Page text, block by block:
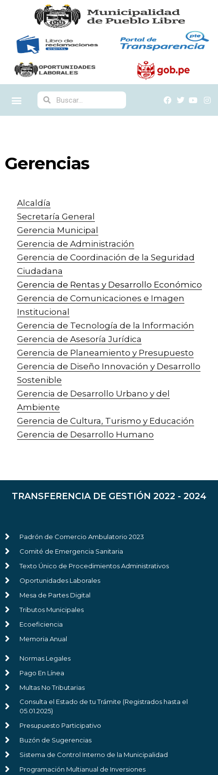
Gerencias
Alcaldía
Secretaría General
Gerencia Municipal
Gerencia de Administración
Gerencia de Coordinación de la Seguridad
Ciudadana
Gerencia de Rentas y Desarrollo Económico
Gerencia de Comunicaciones e Imagen
Institucional
Gerencia de Tecnología de la Información
Gerencia de Asesoría Jurídica
Gerencia de Planeamiento y Presupuesto
Gerencia de Diseño Innovación y Desarrollo
Sostenible
Gerencia de Desarrollo Urbano y del
Ambiente
Gerencia de Cultura, Turismo y Educación
Gerencia de Desarrollo Humano
TRANSFERENCIA DE GESTIÓN 2022 - 2024
Padrón de Comercio Ambulatorio 2023
Comité de Emergencia Sanitaria
Texto Único de Procedimientos Administrativos
Oportunidades Laborales
Mesa de Partes Digital
Tributos Municipales
Ecoeficiencia
Memoria Anual
Normas Legales
Pago En Línea
Multas No Tributarias
Consulta el Estado de tu Trámite (Registrados hasta el
05.01.2025)
Presupuesto Participativo
Buzón de Sugerencias
Sistema de Control Interno de la Municipalidad
Programación Multianual de Inversiones